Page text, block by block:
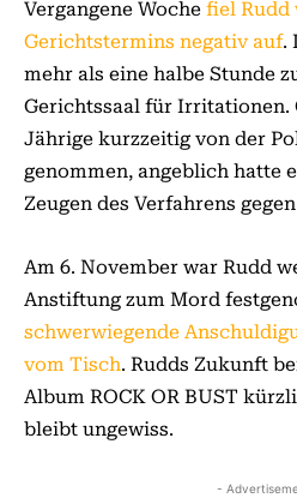
Vergangene Woche fiel Rudd
Gerichtstermins negativ auf.
mehr als eine halbe Stunde
Gerichtssaal für Irritationen.
Jährige kurzzeitig von der
genommen, angeblich hatte
Zeugen des Verfahrens
Am 6. November war Rudd
Anstiftung zum Mord
schwerwiegende
vom Tisch. Rudds Zukunft
Album ROCK OR BUST
bleibt ungewiss.
-